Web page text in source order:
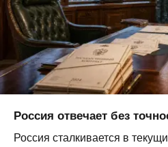
Россия отвечает без
Россия сталкивается в